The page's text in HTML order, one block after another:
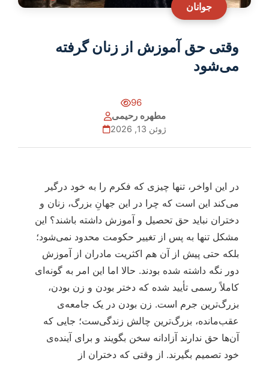
جوانان
وقتی حق آموزش از زنان گرفته
می‌شود
96
مطهره رحیمی
ژوئن 13, 2026
در این اواخر، تنها چیزی که فکرم را به خود درگیر
می‌کند این است که چرا در این جهانِ بزرگ، زنان و
دختران نباید حق تحصیل و آموزش داشته باشند؟ این
مشکل تنها به پس از تغییر حکومت محدود نمی‌شود؛
بلکه حتی پیش از آن هم اکثریت مادران از آموزش
دور نگه داشته شده بودند. حالا اما این امر به گونه‌ای
کاملاً رسمی تأیید شده که دختر بودن و زن بودن،
بزرگ‌ترین جرم است. زن بودن در یک جامعه‌ی
عقب‌مانده، بزرگ‌ترین چالش زندگی‌ست؛ جایی که
آن‌ها حق ندارند آزادانه سخن بگویند و برای آینده‌ی
خود تصمیم بگیرند. از وقتی که دختران از